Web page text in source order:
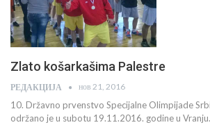
Zlato košarkašima Palestre
РЕДАКЦИЈА нов 21, 2016
10. Državno prvenstvo Specijalne Olimpijade
održano je u subotu 19.11.2016. godine u